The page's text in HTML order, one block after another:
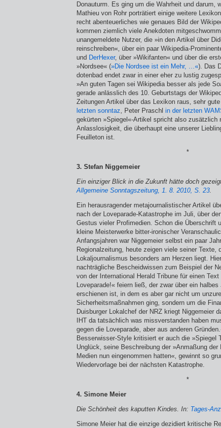
Donauturm. Es ging um die Wahrheit und darum,
Mathieu von Rohr porträtiert einige weitere
recht abenteuer­liches wie genaues Bild der
kommen ziemlich viele Anekdoten
unangemeldete Nutzer, die »in den Artikel über
reinschreiben«, über ein paar Wikipedia-
und DerHexer, über »Wikifanten« und über die
»Nord­see« (»Die Nordsee ist ein Mehr, …«). Das
dotenbad endet zwar in einer eher zu lustig
»An guten Tagen sei Wikipedia besser als jede
gerade anlässlich des 10. Geburtstags der
Zeitungen Artikel über das Lexikon raus, sehr
letzten sonntaz, Peter Praschl in der letzten
gekürten »Spiegel«-Artikel spricht also zusätzlich
Anlasslosigkeit, die überhaupt eine unserer
Feuilleton ist.
*
3. Stefan Niggemeier
Ein einziger Blick in die Zukunft hätte doch
Allgemeine Sonntagszeitung, 1. 8. 2010, S. 23.
Ein herausragender metajournalistischer Artikel
nach der Loveparade-Katastrophe im Juli, über
Gestus vieler Profimedien. Schon die Überschrift
kleine Meisterwerke bitter-ironischer
Anfangsjahren war Niggemeier selbst ein paar
Regionalzeitung, heute zeigen viele seiner Texte,
Lokaljournalismus besonders am Herzen liegt.
nachträgliche Bescheidwissen zum Beispiel der
von der International Herald Tribune für einen
Loveparade!« feiern ließ, der zwar über ein
erschienen ist, in dem es aber gar nicht um
Sicherheitsmaßnahmen ging, sondern um die
Duisburger Lokalchef der NRZ kriegt Niggemeier
IHT da tatsächlich was missverstanden haben
gegen die Lovepara­de, aber aus anderen
Besserwisser-Style kritisiert er auch die »Spiegel
Unglück, seine Beschreibung der »Anmaßung
Medien nun eingenommen hatten«, gewinnt so
Wiedervorlage bei der nächsten Katastrophe.
*
4. Simone Meier
Die Schönheit des kaputten Kindes. In: Tages-
Simone Meier hat die einzige dezidiert kritische